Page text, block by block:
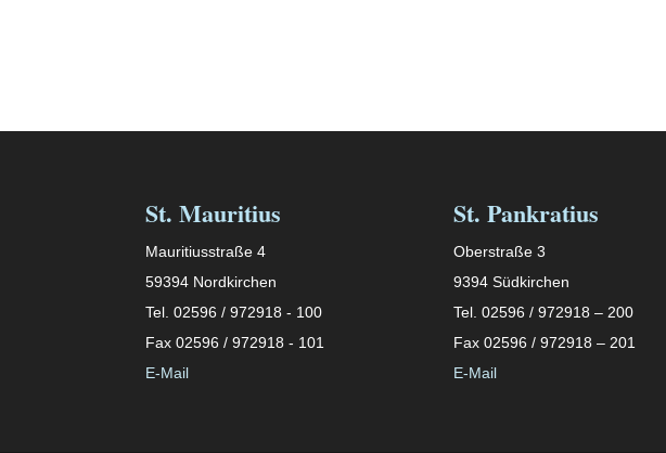
St. Mauritius
Mauritiusstraße 4
59394 Nordkirchen
Tel. 02596 / 972918 - 100
Fax 02596 / 972918 - 101
E-Mail
St. Pankratius
Oberstraße 3
9394 Südkirchen
Tel. 02596 / 972918 – 200
Fax 02596 / 972918 – 201
E-Mail